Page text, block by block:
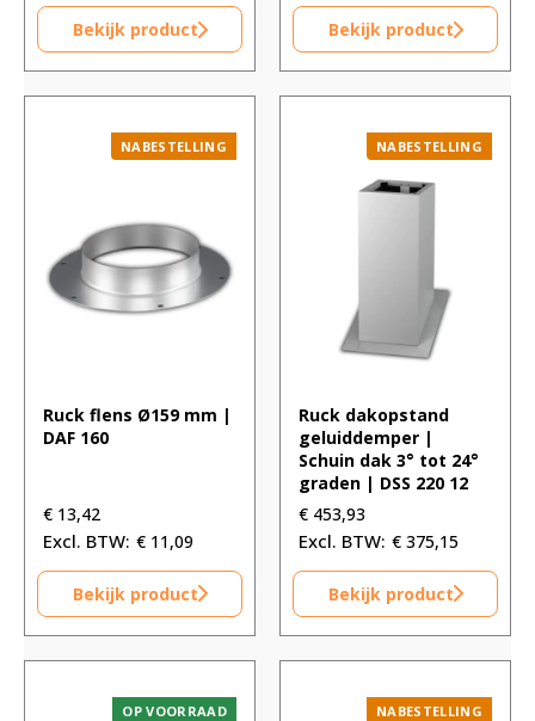
Bekijk product Bekijk product
NABESTELLING
Ruck flens Ø159 mm |
DAF 160
€ 13,42
€ 11,09
Bekijk product
NABESTELLING
Ruck dakopstand
geluiddemper |
Schuin dak 3° tot 24°
graden | DSS 220 12
€ 453,93
€ 375,15
Bekijk product
OP VOORRAAD NABESTELLING